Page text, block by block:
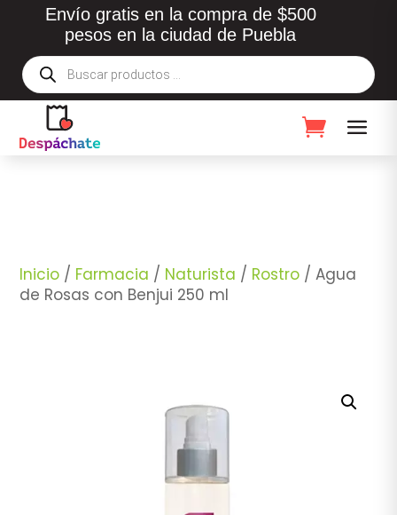
Envío gratis en la compra de $500
pesos en la ciudad de Puebla
Búsqueda
de
productos
Inicio / Farmacia / Naturista / Rostro / Agua
de Rosas con Benjui 250 ml